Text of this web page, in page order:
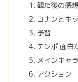
観た後の感想
コナンとキ
予習
テンポ 面白
メインキャ
アクション